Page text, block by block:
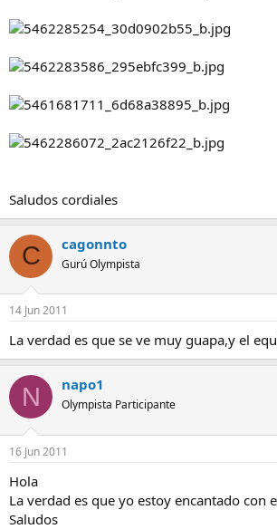
Saludos cordiales
C cagonnto
Gurú Olympista
14 Jun 2011
La verdad es que se ve muy guapa,y el
N napo1
Olympista Participante
16 Jun 2011
Hola
La verdad es que yo estoy encantado con
Saludos